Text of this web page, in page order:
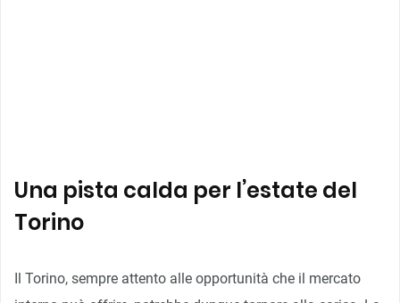
Una pista calda per l’estate del
Torino
Il Torino, sempre attento alle opportunità che il mercato